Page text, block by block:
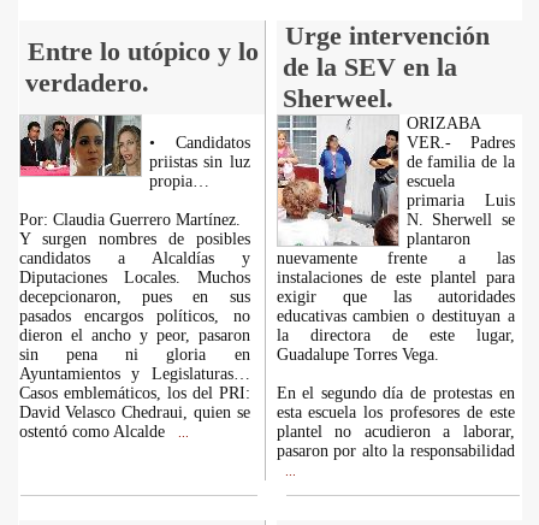
Entre lo utópico y lo
verdadero.
Urge intervención
de la SEV en la
Sherweel.
• Candidatos
priistas sin luz
propia…
Por: Claudia Guerrero Martínez.
Y surgen nombres de posibles
candidatos a Alcaldías y
Diputaciones Locales. Muchos
decepcionaron, pues en sus
pasados encargos políticos, no
dieron el ancho y peor, pasaron
sin pena ni gloria en
Ayuntamientos y Legislaturas…
Casos emblemáticos, los del PRI:
David Velasco Chedraui, quien se
ostentó como Alcalde
ORIZABA
VER.- Padres
de familia de la
escuela
primaria Luis
N. Sherwell se
plantaron
nuevamente frente a las
instalaciones de este plantel para
exigir que las autoridades
educativas cambien o destituyan a
la directora de este lugar,
Guadalupe Torres Vega.
En el segundo día de protestas en
esta escuela los profesores de este
plantel no acudieron a laborar,
pasaron por alto la responsabilidad